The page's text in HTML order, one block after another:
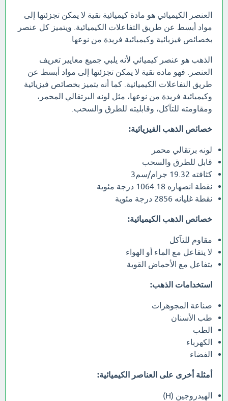
العنصر الكيميائي هو مادة كيميائية نقية لا يمكن تجزئتها إلى
مواد أبسط عن طريق التفاعلات الكيميائية. ويتميز كل عنصر
بخصائص فيزيائية وكيميائية فريدة من نوعها.
الذهب هو عنصر كيميائي لأنه يلبي جميع معايير تعريف
العنصر. فهو مادة نقية لا يمكن تجزئتها إلى مواد أبسط عن
طريق التفاعلات الكيميائية. كما أنه يتميز بخصائص فيزيائية
وكيميائية فريدة من نوعها، مثل لونه البرتقالي المحمر،
ومقاومته للتآكل، وقابليته للطرق والسحب.
خصائص الذهب الفيزيائية:
لونه برتقالي محمر
قابل للطرق والسحب
كثافته 19.32 جرام/سم3
نقطة انصهاره 1064.18 درجة مئوية
نقطة غليانه 2856 درجة مئوية
خصائص الذهب الكيميائية:
مقاوم للتآكل
لا يتفاعل مع الماء أو الهواء
يتفاعل مع الأحماض القوية
استخدامات الذهب:
صناعة المجوهرات
طب الأسنان
الطب
الكهرباء
الفضاء
أمثلة أخرى على العناصر الكيميائية:
الهيدروجين (H)